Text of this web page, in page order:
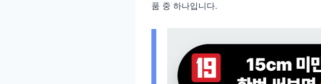
품 중 하나입니다.